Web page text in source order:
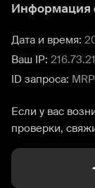
Информация
Дата и время:
Ваш IP:
ID запроса:
Если у вас
проверки,